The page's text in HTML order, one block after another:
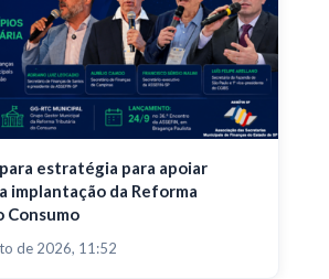
estratégia para apoiar
implantação da Reforma
Consumo
de 2026, 11:52